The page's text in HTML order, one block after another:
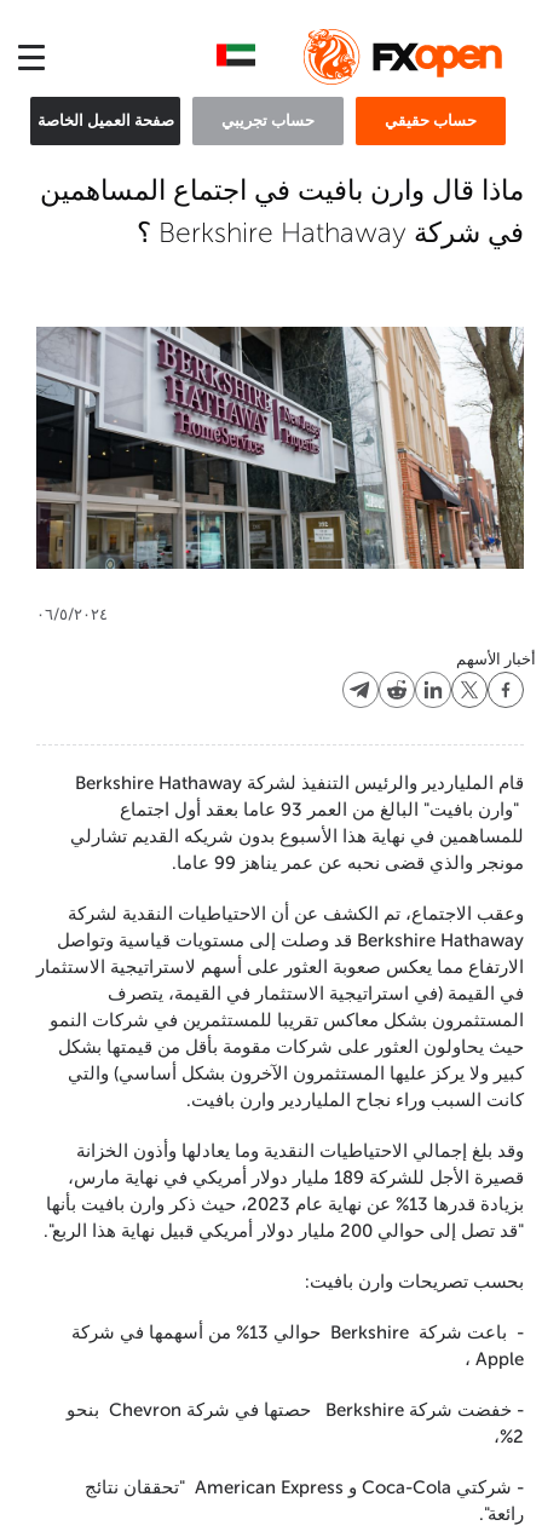
حساب حقيقي حساب تجريبي صفحة العميل الخاصة
ماذا قال وارن بافيت في اجتماع المساهمين
في شركة Berkshire Hathaway ؟
٠٦/٥/٢٠٢٤
أخبار الأسهم
قام الملياردير والرئيس التنفيذ لشركة Berkshire Hathaway
"وارن بافيت" البالغ من العمر 93 عاما بعقد أول اجتماع
للمساهمين في نهاية هذا الأسبوع بدون شريكه القديم تشارلي
مونجر والذي قضى نحبه عن عمر يناهز 99 عاما.
وعقب الاجتماع، تم الكشف عن أن الاحتياطيات النقدية لشركة
Berkshire Hathaway قد وصلت إلى مستويات قياسية وتواصل
الارتفاع مما يعكس صعوبة العثور على أسهم لاستراتيجية الاستثمار
في القيمة (في استراتيجية الاستثمار في القيمة، يتصرف
المستثمرون بشكل معاكس تقريبا للمستثمرين في شركات النمو
حيث يحاولون العثور على شركات مقومة بأقل من قيمتها بشكل
كبير ولا يركز عليها المستثمرون الآخرون بشكل أساسي) والتي
كانت السبب وراء نجاح الملياردير وارن بافيت.
وقد بلغ إجمالي الاحتياطيات النقدية وما يعادلها وأذون الخزانة
قصيرة الأجل للشركة 189 مليار دولار أمريكي في نهاية مارس،
بزيادة قدرها 13% عن نهاية عام 2023، حيث ذكر وارن بافيت بأنها
"قد تصل إلى حوالي 200 مليار دولار أمريكي قبيل نهاية هذا الربع".
بحسب تصريحات وارن بافيت:
- باعت شركة Berkshire حوالي 13% من أسهمها في شركة
Apple ،
- خفضت شركة Berkshire حصتها في شركة Chevron بنحو
2%،
- شركتي Coca-Cola و American Express "تحققان نتائج
رائعة".